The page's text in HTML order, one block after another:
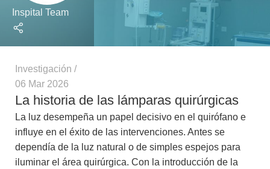
Inspital Team
Investigación
06 Mar 2026
La historia de las lámparas quirúrgicas
La luz desempeña un papel decisivo en el quirófano e
influye en el éxito de las intervenciones. Antes se
dependía de la luz natural o de simples espejos para
iluminar el área quirúrgica. Con la introducción de la